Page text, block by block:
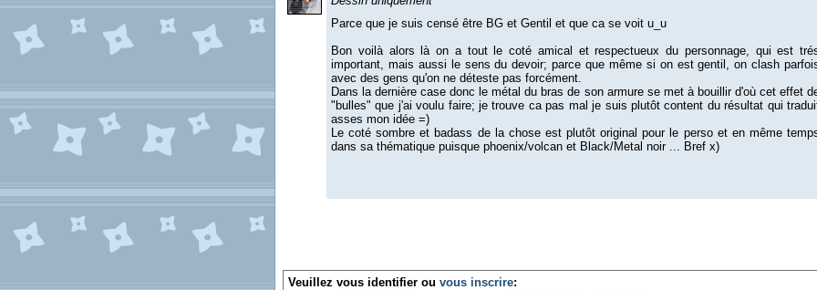
Parce que je suis censé être BG et Gentil et que ca se voit u_u
Bon voilà alors là on a tout le coté amical et respectueux du personnage, qui est
important, mais aussi le sens du devoir; parce que même si on est gentil, on clash
avec des gens qu'on ne déteste pas forcément.
Dans la dernière case donc le métal du bras de son armure se met à bouillir d'où cet effet
"bulles" que j'ai voulu faire; je trouve ca pas mal je suis plutôt content du résultat qui
asses mon idée =)
Le coté sombre et badass de la chose est plutôt original pour le perso et en même
dans sa thématique puisque phoenix/volcan et Black/Metal noir ... Bref x)
Veuillez vous identifier ou vous inscrire: